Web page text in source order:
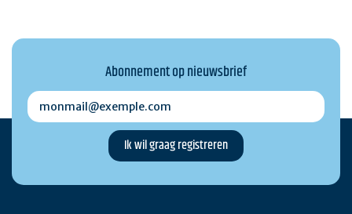
Abonnement op nieuwsbrief
monmail@exemple.com